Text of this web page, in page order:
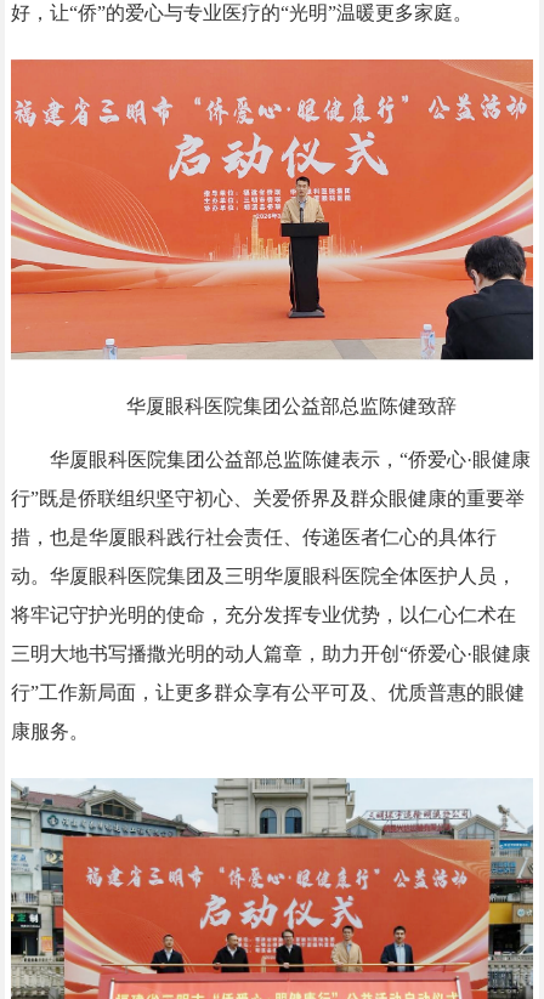
好，让“侨”的爱心与专业医疗的“光明”温暖更多家庭。
华厦眼科医院集团公益部总监陈健致辞
华厦眼科医院集团公益部总监陈健表示，“侨爱心·眼健康
行”既是侨联组织坚守初心、关爱侨界及群众眼健康的重要举
措，也是华厦眼科践行社会责任、传递医者仁心的具体行
动。华厦眼科医院集团及三明华厦眼科医院全体医护人员，
将牢记守护光明的使命，充分发挥专业优势，以仁心仁术在
三明大地书写播撒光明的动人篇章，助力开创“侨爱心·眼健康
行”工作新局面，让更多群众享有公平可及、优质普惠的眼健
康服务。